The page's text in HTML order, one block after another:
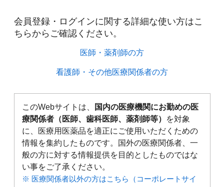
会員登録・ログインに関する詳細な使い方はこ
ちらからご確認ください。​
医師・薬剤師の方​
看護師・その他医療関係者の方​
このWebサイトは、
国内の医療機関にお勤めの医
療関係者（医師、歯科医師、薬剤師等）
を対象
に、医療用医薬品を適正にご使用いただくための
情報を集約したものです。国外の医療関係者、一
般の方に対する情報提供を目的としたものではな
い事をご了承ください。
※ 医療関係者以外の方はこちら（コーポレートサイ